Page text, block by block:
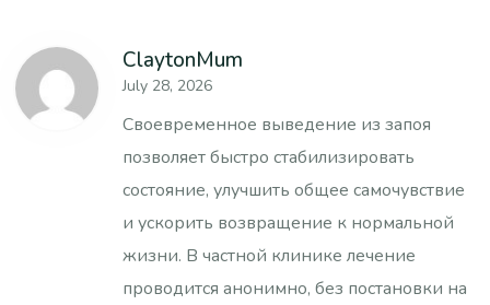
ClaytonMum
July 28, 2026
Своевременное выведение из запоя
позволяет быстро стабилизировать
состояние, улучшить общее самочувствие
и ускорить возвращение к нормальной
жизни. В частной клинике лечение
проводится анонимно, без постановки на